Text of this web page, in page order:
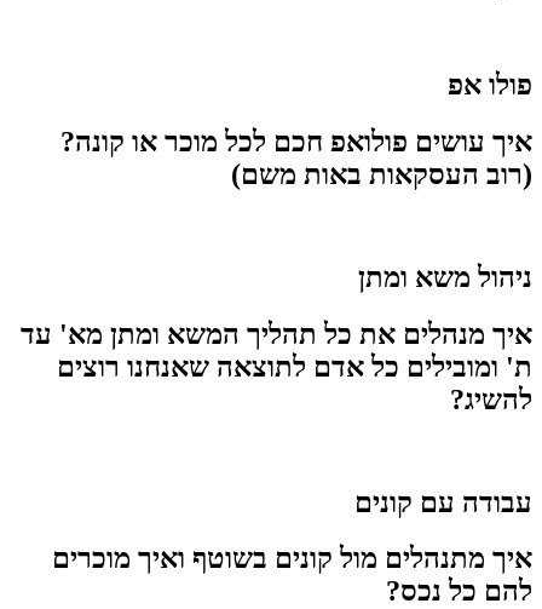
פולו אפ
איך עושים פולואפ חכם לכל מוכר או קונה?
(רוב העסקאות באות משם)
ניהול משא ומתן
איך מנהלים את כל תהליך המשא ומתן מא' עד
ת' ומובילים כל אדם לתוצאה שאנחנו רוצים
להשיג?
עבודה עם קונים
איך מתנהלים מול קונים בשוטף ואיך מוכרים
להם כל נכס?